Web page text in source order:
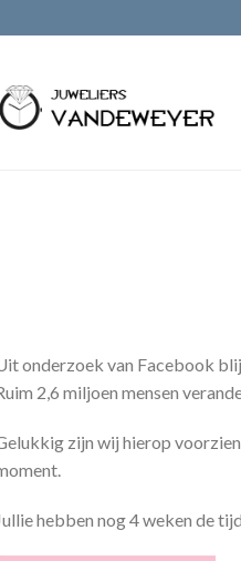
onderzoek van Facebook
2,6 miljoen mensen
zijn wij hierop
hebben nog 4 weken de